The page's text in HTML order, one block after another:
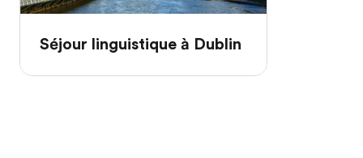
Séjour linguistique à Dublin